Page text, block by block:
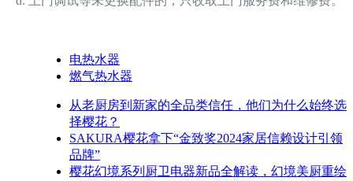
电热水器
燃气热水器
从老厨房到新家的全品类信任，他们为什么始终选
择樱花？
SAKURA樱花拿下“金致奖2024家居信赖设计引领
品牌”
樱花幻境系列厨卫电器新品全解读，幻境美厨重绘